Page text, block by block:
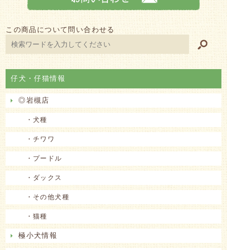
この商品について問い合わせる
仔犬・仔猫情報
◎岩槻店
・犬種
・チワワ
・プードル
・ダックス
・その他犬種
・猫種
極小犬情報